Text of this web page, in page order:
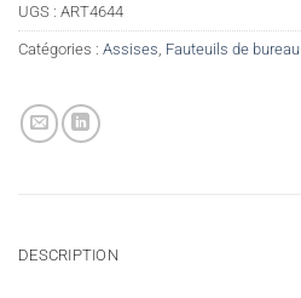
UGS : ART4644
Catégories : Assises, Fauteuils de bureau
DESCRIPTION